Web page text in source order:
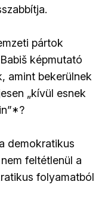
pártok
képmutató
amint bekerülnek
„kívül esnek
demokratikus
feltétlenül a
folyamatból